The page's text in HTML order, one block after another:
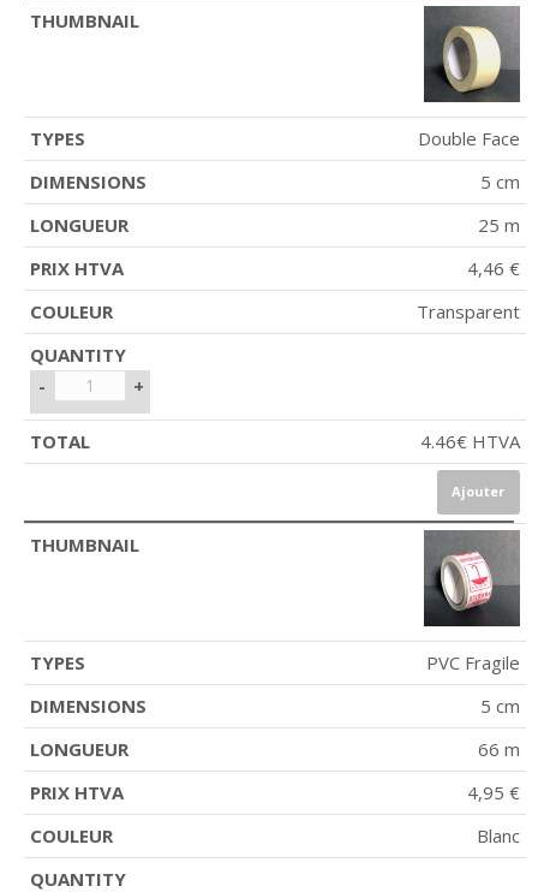
Double Face
5 cm
25 m
4,46 €
Transparent
- +
4.46€ HTVA
Ajouter
PVC Fragile
5 cm
66 m
4,95 €
Blanc